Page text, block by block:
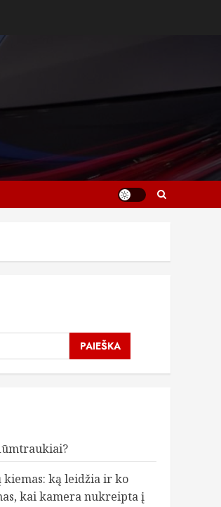
PAIEŠKA
ką leidžia ir ko
kai kamera nukreipta į